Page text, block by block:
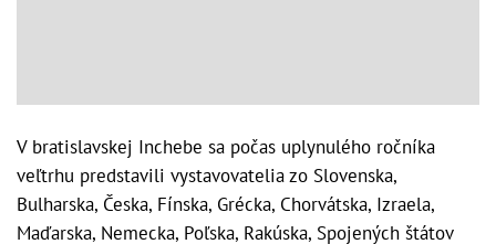
V bratislavskej Inchebe sa počas uplynulého ročníka
veľtrhu predstavili vystavovatelia zo Slovenska,
Bulharska, Česka, Fínska, Grécka, Chorvátska, Izraela,
Maďarska, Nemecka, Poľska, Rakúska, Spojených štátov